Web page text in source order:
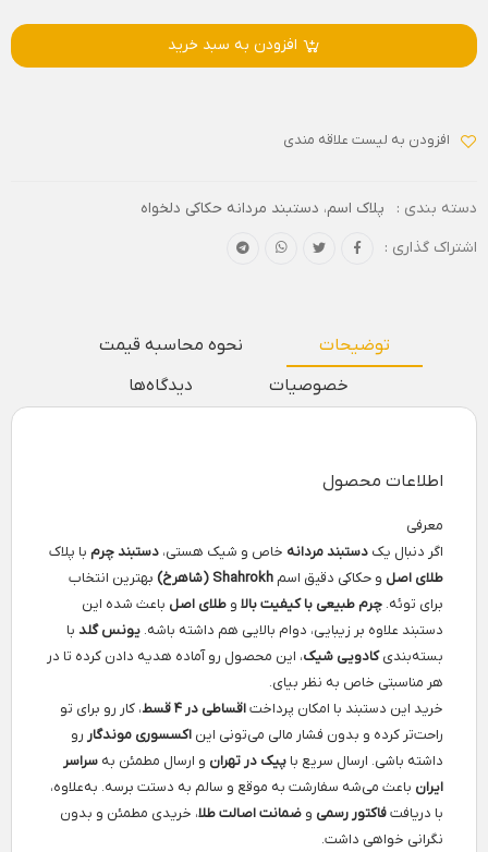
افزودن به سبد خرید
افزودن به لیست علاقه مندی
دسته بندی : پلاک اسم، دستبند مردانه حکاکی دلخواه
اشتراک گذاری :
توضیحات
نحوه محاسبه قیمت
خصوصیات
دیدگاه‌ها
اطلاعات محصول
معرفی
اگر دنبال یک دستبند مردانه خاص و شیک هستی، دستبند چرم با پلاک
طلای اصل و حکاکی دقیق اسم Shahrokh (شاهرخ)
بهترین انتخاب
برای توئه. چرم طبیعی با کیفیت بالا و طلای اصل باعث شده این
دستبند علاوه بر زیبایی، دوام بالایی هم داشته باشه. یونس گلد با
بسته‌بندیکادویی شیک، این محصول رو آماده هدیه دادن کرده تا در
هر مناسبتی خاص به نظر بیای.
خرید این دستبند با امکان پرداختاقساطی در ۴ قسط
، کار رو برای تو
راحت‌تر کرده و بدون فشار مالی می‌تونی این اکسسوری موندگار رو
داشته باشی. ارسال سریع با پیک در تهران و ارسال مطمئن به سراسر
ایران باعث می‌شه سفارشت به موقع و سالم به دستت برسه. به‌علاوه،
با دریافتفاکتور رسمی و ضمانت اصالت طلا، خریدی مطمئن و بدون
نگرانی خواهی داشت.